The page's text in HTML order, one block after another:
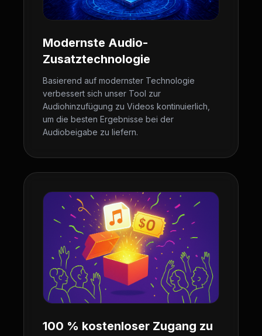
Modernste Audio-
Zusatztechnologie
Basierend auf modernster Technologie
verbessert sich unser Tool zur
Audiohinzufügung zu Videos kontinuierlich,
um die besten Ergebnisse bei der
Audiobeigabe zu liefern.
100 % kostenloser Zugang zu